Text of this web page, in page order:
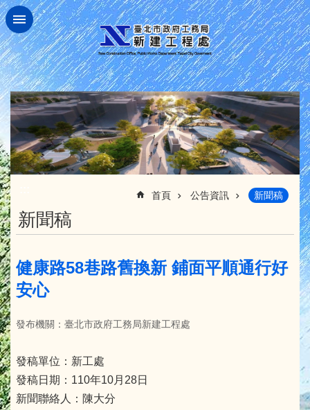
跳到主要內容區塊
首頁 公告資訊 新聞稿
新聞稿
健康路58巷路舊換新 鋪面平順通行好
安心
發布機關：臺北市政府工務局新建工程處
發稿單位：新工處
發稿日期：110年10月28日
新聞聯絡人：陳大分